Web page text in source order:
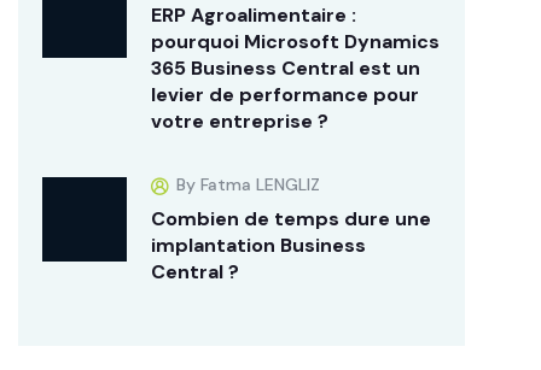
ERP Agroalimentaire :
pourquoi Microsoft Dynamics
365 Business Central est un
levier de performance pour
votre entreprise ?
By Fatma LENGLIZ
Combien de temps dure une
implantation Business
Central ?